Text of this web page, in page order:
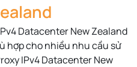
Datacenter New Zealand
hợp cho nhiều nhu cầu sử
IPv4 Datacenter New